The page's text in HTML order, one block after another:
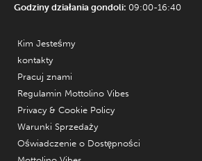
Godziny działania gondoli: 09:00-16:40
Kim Jesteśmy
kontakty
Pracuj znami
Regulamin Mottolino Vibes
Privacy & Cookie Policy
Warunki Sprzedaży
Oświadczenie o Dostępności